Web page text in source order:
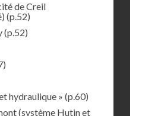
de Creil
(p.52)
(p.52)
hydraulique » (p.60)
(système Hutin et